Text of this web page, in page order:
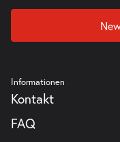
Informationen
Kontakt
FAQ